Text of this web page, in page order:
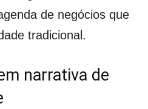
de negócios que
tradicional.
narrativa de